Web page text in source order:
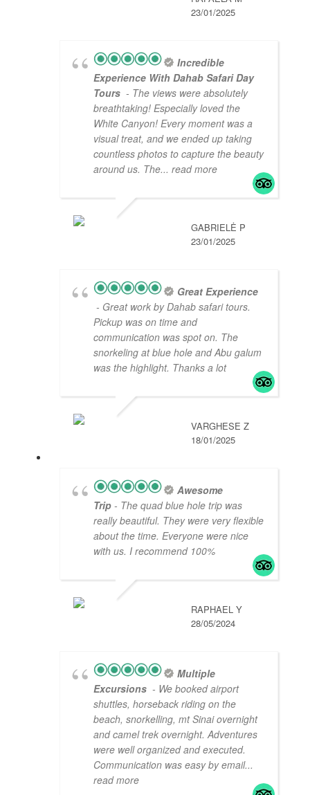
23/01/2025
Incredible
Experience With Dahab Safari Day
Tours - The views were absolutely
breathtaking! Especially loved the
White Canyon! Every moment was a
visual treat, and we ended up taking
countless photos to capture the beauty
around us. The... read more
GABRIELĖ P
23/01/2025
Great Experience
- Great work by Dahab safari tours.
Pickup was on time and
communication was spot on. The
snorkeling at blue hole and Abu galum
was the highlight. Thanks a lot
VARGHESE Z
18/01/2025
Awesome
Trip - The quad blue hole trip was
really beautiful. They were very flexible
about the time. Everyone were nice
with us. I recommend 100%
RAPHAEL Y
28/05/2024
Multiple
Excursions - We booked airport
shuttles, horseback riding on the
beach, snorkelling, mt Sinai overnight
and camel trek overnight. Adventures
were well organized and executed.
Communication was easy by email...
read more